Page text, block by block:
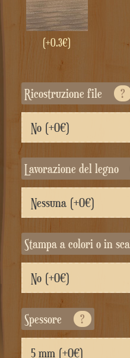
(+0.3€)
Ricostruzione file ?
Lavorazione del legno
Stampa a colori o in
Spessore ?